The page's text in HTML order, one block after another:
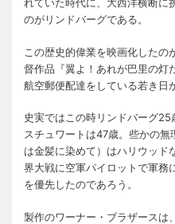
のがリンドバーグである。
この歴史的偉業を映画化したの
督作品『翼よ！あれが巴里の灯
航空郵便配達をしている若き日
史実ではこの時リンドバーグ25
スチュワートは47歳。些かの
は金髪に染めて）はハリウッド
界大戦に空軍パイロットで軍務
を優先したのであろう。
製作のワーナー・ブラザースは